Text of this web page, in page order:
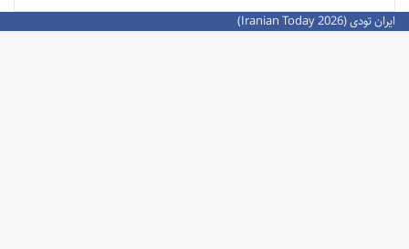
ایران تودی (Iranian Today 2026)